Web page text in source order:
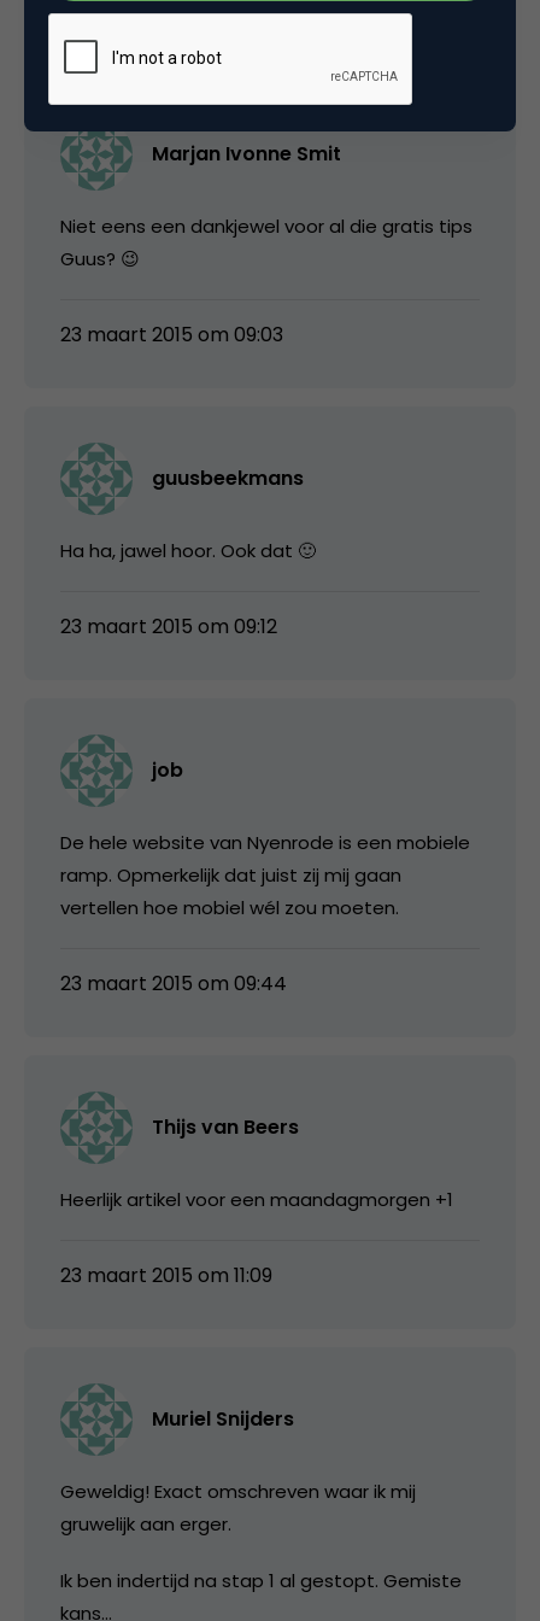
20 maart 2015 om 18:35
Marjan Ivonne Smit
Niet eens een dankjewel voor al die gratis tips
Guus? 😉
23 maart 2015 om 09:03
guusbeekmans
Ha ha, jawel hoor. Ook dat 🙂
23 maart 2015 om 09:12
job
De hele website van Nyenrode is een mobiele
ramp. Opmerkelijk dat juist zij mij gaan
vertellen hoe mobiel wél zou moeten.
23 maart 2015 om 09:44
Thijs van Beers
Heerlijk artikel voor een maandagmorgen +1
23 maart 2015 om 11:09
Muriel Snijders
Geweldig! Exact omschreven waar ik mij
gruwelijk aan erger.
Ik ben indertijd na stap 1 al gestopt. Gemiste
kans…